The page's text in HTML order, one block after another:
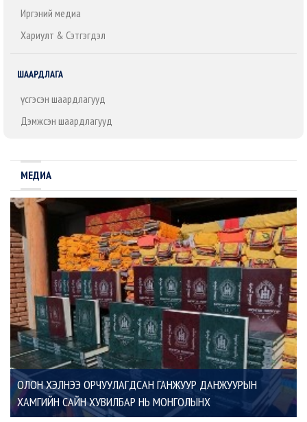
Иргэний медиа
Хариулт & Сэтгэгдэл
ШААРДЛАГА
Үүсгэсэн шаардлагууд
Дэмжсэн шаардлагууд
МЕДИА
ОЛОН ХЭЛНЭЭ ОРЧУУЛАГДСАН ГАНЖУУР ДАНЖУУРЫН
ХАМГИЙН САЙН ХУВИЛБАР НЬ МОНГОЛЫНХ